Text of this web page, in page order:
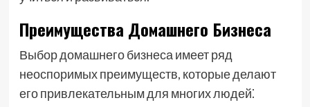
Преимущества Домашнего Бизнеса
Выбор домашнего бизнеса имеет ряд
неоспоримых преимуществ, которые делают
его привлекательным для многих людей⁚